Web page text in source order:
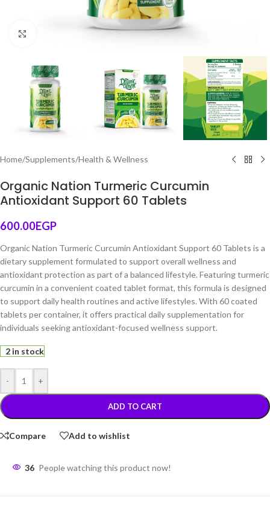
Click to enlarge
Home/Supplements/Health & Wellness
Organic Nation Turmeric Curcumin
Antioxidant Support 60 Tablets
600.00EGP
Organic Nation Turmeric Curcumin Antioxidant Support 60 Tablets is a
dietary supplement formulated to support overall wellness and
antioxidant protection as part of a balanced lifestyle. Featuring turmeric
curcumin in a convenient coated tablet format, this formula is designed
to support daily health routines and active lifestyles. With 60 coated
tablets per container, it offers practical daily supplementation for
individuals seeking antioxidant-focused wellness support.
2 in stock
- +
ADD TO CART
Compare Add to wishlist
36 People watching this product now!